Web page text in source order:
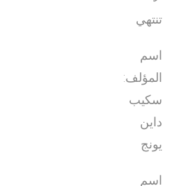
تنتهي
اسم
المؤلف:
سكيب
داين
يونج
اسم